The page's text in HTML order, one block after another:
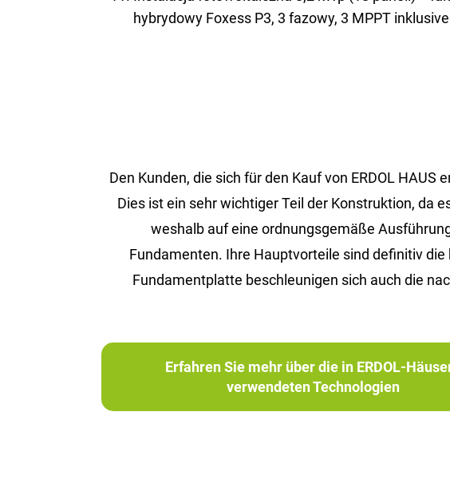
hybrydowy Foxess P3, 3 fazowy, 3 MPPT
Den Kunden, die sich für den Kauf von ERDOL
Dies ist ein sehr wichtiger Teil der Konstruktion, da
weshalb auf eine ordnungsgemäße
Fundamenten. Ihre Hauptvorteile sind definitiv
Fundamentplatte beschleunigen sich auch die
Erfahren Sie mehr über die in ERDOL-
verwendeten Technologien